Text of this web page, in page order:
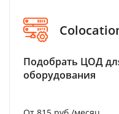
Подобрать ЦОД
оборудования